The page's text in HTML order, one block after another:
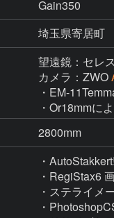
Gain350
埼玉県寄居町
望遠鏡：セレ
カメラ：ZWO
・EM-
・Or18mmに
2800mm
・
・RegiStax6
・ステライメ
・